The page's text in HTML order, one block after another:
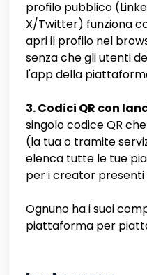
profilo pubblico
X/Twitter) funziona
apri il profilo nel
senza che gli utenti
l'app della
3. Codici QR con
singolo codice QR
(la tua o tramite
elenca tutte le tue
per i creator presenti
Ognuno ha i suoi
piattaforma per